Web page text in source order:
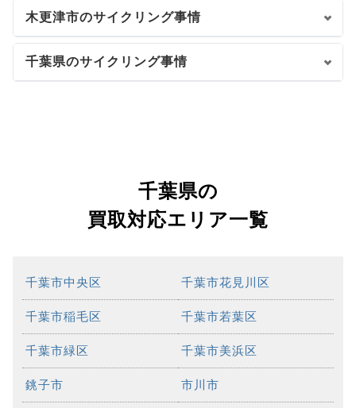
木更津市のサイクリング事情
千葉県のサイクリング事情
千葉県の
買取対応エリア一覧
千葉市中央区 千葉市花見川区
千葉市稲毛区 千葉市若葉区
千葉市緑区 千葉市美浜区
銚子市 市川市